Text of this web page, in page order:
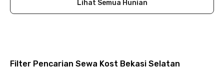
Lihat Semua Hunian
Filter Pencarian Sewa Kost Bekasi Selatan